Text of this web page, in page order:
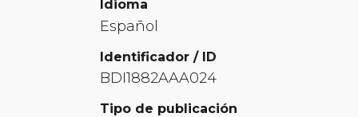
Idioma
Español
Identificador / ID
BDI1882AAA024
Tipo de publicación